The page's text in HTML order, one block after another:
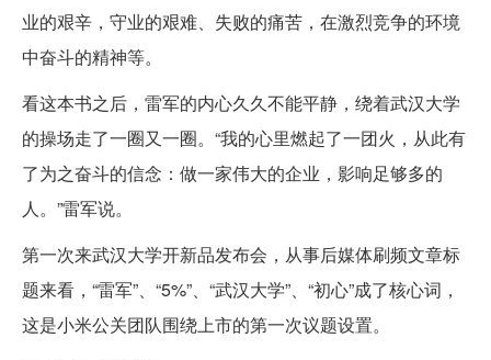
业的艰辛，守业的艰难、失败的痛苦，在激烈竞争的环境
中奋斗的精神等。
看这本书之后，雷军的内心久久不能平静，绕着武汉大学
的操场走了一圈又一圈。“我的心里燃起了一团火，从此有
了为之奋斗的信念：做一家伟大的企业，影响足够多的
人。”雷军说。
第一次来武汉大学开新品发布会，从事后媒体刷频文章标
题来看，“雷军”、“5%”、“武汉大学”、“初心”成了核心词，
这是小米公关团队围绕上市的第一次议题设置。